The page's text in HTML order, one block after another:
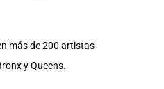
más de 200 artistas
y Queens.